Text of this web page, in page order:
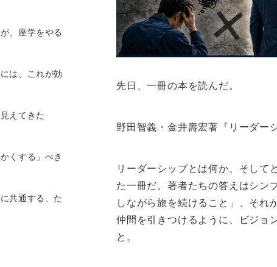
先日、一冊の本を読んだ。
野田智義・金井壽宏著『リーダー
リーダーシップとは何か、そして
た一冊だ。著者たちの答えはシン
しながら旅を続けること」、それ
仲間を引きつけるように、ビジョ
と。
、座学をやる
は、これが効
えてきた
くする」べき
共通する、た